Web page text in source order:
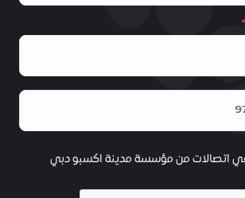
اتصالات من مؤسسة مدينة اكسبو دبي